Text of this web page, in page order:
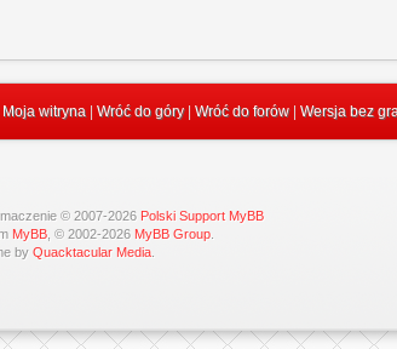
Moja witryna Wróć do góry| Wróć do forów| Wersja bez
© 2007-2026 Polski Support MyBB
MyBB , © 2002-2026 MyBB Group
by Quacktacular Media